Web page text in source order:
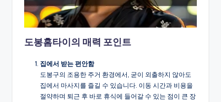
도봉홈타이의 매력 포인트
집에서 받는 편안함
도봉구의 조용한 주거 환경에서, 굳이 외출하지 않아도
집에서 마사지를 즐길 수 있습니다. 이동 시간과 비용을
절약하며 퇴근 후 바로 휴식에 들어갈 수 있는 점이 큰 장